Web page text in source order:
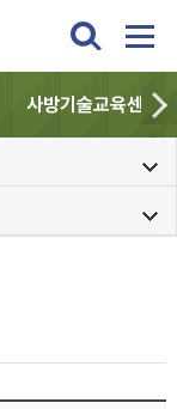
사방기술교육센터